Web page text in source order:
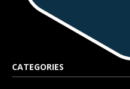
CATEGORIES